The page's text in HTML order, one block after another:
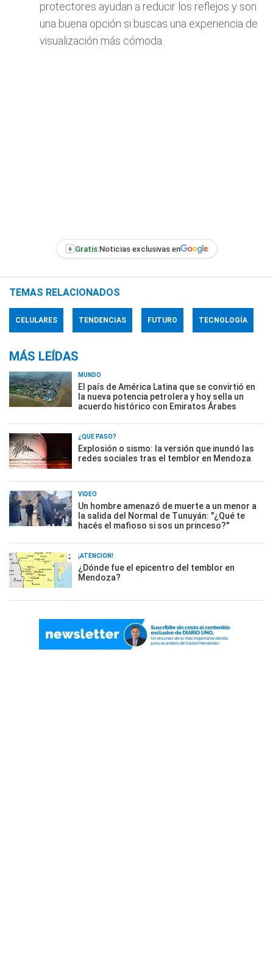
protectores ayudan a reducir los reflejos y son
una buena opción si buscas una experiencia de
visualización más cómoda.
+ Gratis:Noticias exclusivas en
TEMAS RELACIONADOS
CELULARES TENDENCIAS FUTURO TECNOLOGÍA
MÁS LEÍDAS
MUNDO
El país de América Latina que se convirtió en
la nueva potencia petrolera y hoy sella un
acuerdo histórico con Emiratos Árabes
¿QUÉ PASÓ?
Explosión o sismo: la versión que inundó las
redes sociales tras el temblor en Mendoza
VIDEO
Un hombre amenazó de muerte a un menor a
la salida del Normal de Tunuyán: "¿Qué te
hacés el mafioso si sos un princeso?"
¡ATENCIÓN!
¿Dónde fue el epicentro del temblor en
Mendoza?